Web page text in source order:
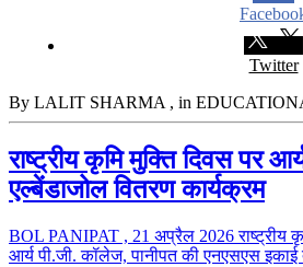
Twitter
By LALIT SHARMA , in
राष्ट्रीय कृमि मुक्ति दिवस पर
एल्बेंडाजोल वितरण कार्यक्रम
BOL PANIPAT , 21 अप्रैल 2026 राष्ट्रीय
आर्य पी.जी. कॉलेज, पानीपत की एनएसएस इकाई